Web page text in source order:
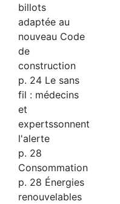
billots
adaptée au
nouveau Code
de
construction
p. 24 Le sans
fil : médecins
et
expertssonnent
l'alerte
p. 28
Consommation
p. 28 Énergies
renouvelables